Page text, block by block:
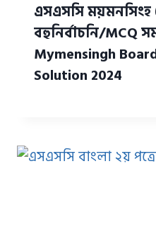
এসএসসি ময়মনসিংহ
বহুনির্বাচনি/MCQ
Mymensingh
Solution 2024